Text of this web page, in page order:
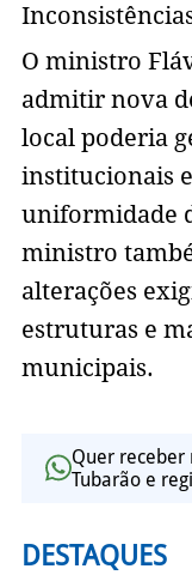
O ministro
admitir nova
local poderia
institucionais
uniformidade
ministro
alterações
estruturas e
municipais.
Quer receber
Tubarão e
DESTAQUES